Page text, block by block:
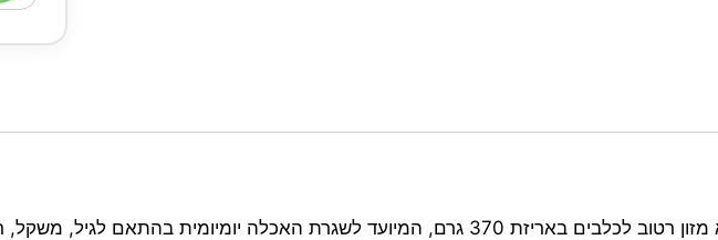
הוא מזון רטוב לכלבים באריזת 370 גרם, המיועד לשגרת האכלה יומיומית בהתאם